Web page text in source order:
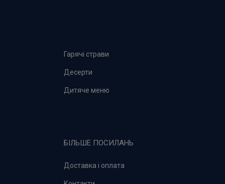
Гарячі страви
Десерти
Дитяче меню
БІЛЬШЕ ПОСИЛАНЬ
Доставка і оплата